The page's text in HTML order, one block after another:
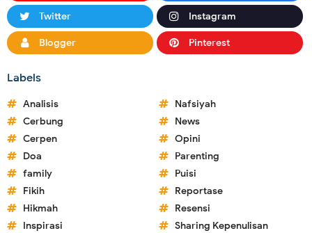
Twitter Instagram
Blogger Pinterest
Labels
Analisis
Cerbung
Cerpen
Doa
family
Fikih
Hikmah
Inspirasi
Nafsiyah
News
Opini
Parenting
Puisi
Reportase
Resensi
Sharing Kepenulisan